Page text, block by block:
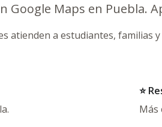
Google Maps en Puebla.
atienden a estudiantes, familias
⭐
Más